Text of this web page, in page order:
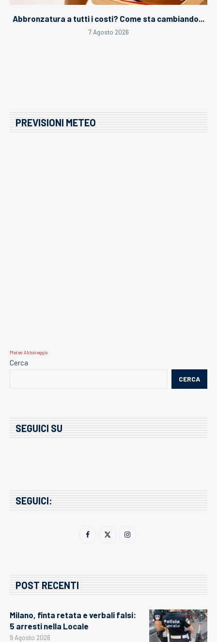
Abbronzatura a tutti i costi? Come sta cambiando...
7 Agosto 2026
PREVISIONI METEO
Meteo Abbateggio
Cerca
CERCA
SEGUICI SU
SEGUICI:
POST RECENTI
Milano, finta retata e verbali falsi:
5 arresti nella Locale
9 Agosto 2026